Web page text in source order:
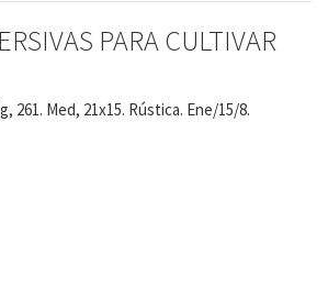
PARA CULTIVAR
261. Med, 21x15. Rústica. Ene/15/8.